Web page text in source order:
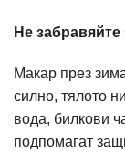
Не забравяйте
Макар през
силно, тялото
вода, билкови
подпомагат